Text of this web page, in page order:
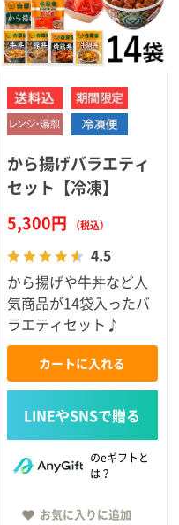
から揚げバラエティ
セット【冷凍】
5,300円
（税込）
4.5
から揚げや牛丼など人
気商品が14袋入ったバ
ラエティセット♪
カートに入れる
のeギフトと
は？
お気に入りに追加